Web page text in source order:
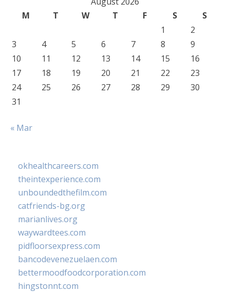
M
T W T F S
S
1
2
3
4 5 6 7 8
9
10
11 12 13 14 15
16
17
18 19 20 21 22
23
24
25 26 27 28 29
30
31
« Mar
okhealthcareers.com
theintexperience.com
unboundedthefilm.com
catfriends-bg.org
marianlives.org
waywardtees.com
pidfloorsexpress.com
bancodevenezuelaen.com
bettermoodfoodcorporation.com
hingstonnt.com